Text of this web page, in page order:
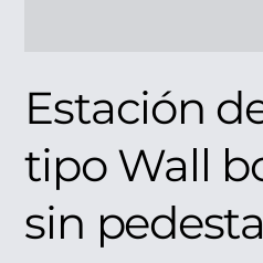
Estación
tipo Wall
sin